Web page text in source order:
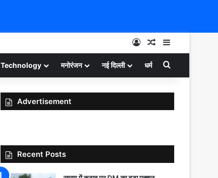
Log InRandom Article
Sidebar
Technology मनोरंजन नई दिल्ली धर्म Search for
Advertisement
Recent Posts